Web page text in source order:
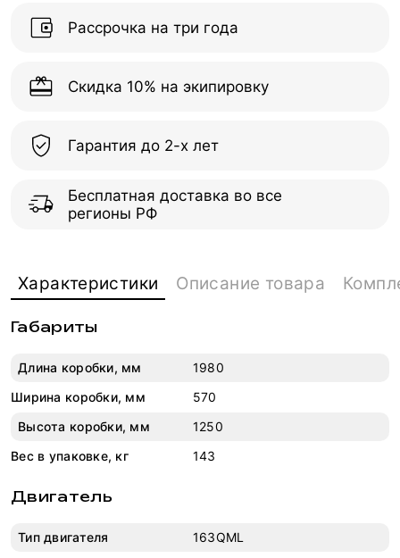
Рассрочка на три года
Скидка 10% на экипировку
Гарантия до 2-х лет
Бесплатная доставка во все
регионы РФ
Характеристики Описание товара
Габариты
Длина коробки, мм
1980
Ширина коробки, мм
570
Высота коробки, мм
1250
Вес в упаковке, кг
143
Двигатель
Тип двигателя
163QML